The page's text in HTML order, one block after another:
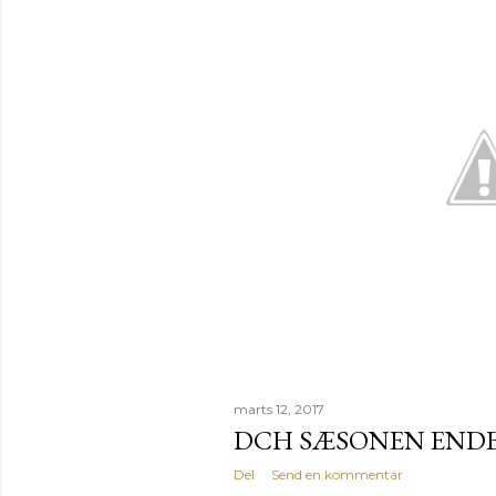
marts 12, 2017
DCH SÆSONEN
Del Send en kommentar